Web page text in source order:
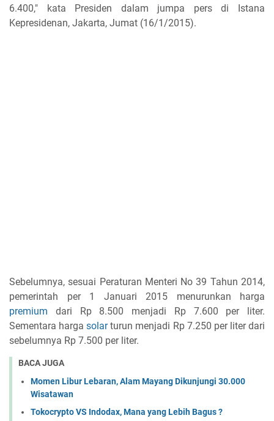
6.400," kata Presiden dalam jumpa pers di Istana
Kepresidenan, Jakarta, Jumat (16/1/2015).
Sebelumnya, sesuai Peraturan Menteri No 39 Tahun 2014,
pemerintah per 1 Januari 2015 menurunkan harga
premium dari Rp 8.500 menjadi Rp 7.600 per liter.
Sementara hargasolarturun menjadi Rp 7.250 per liter dari
sebelumnya Rp 7.500 per liter.
BACA JUGA
Momen Libur Lebaran, Alam Mayang Dikunjungi 30.000
Wisatawan
Tokocrypto VS Indodax, Mana yang Lebih Bagus ?